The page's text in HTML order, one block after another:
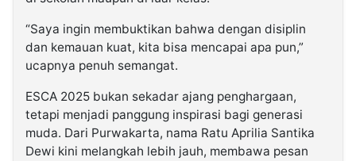
“Saya ingin membuktikan bahwa dengan disiplin
dan kemauan kuat, kita bisa mencapai apa pun,”
ucapnya penuh semangat.
ESCA 2025 bukan sekadar ajang penghargaan,
tetapi menjadi panggung inspirasi bagi generasi
muda. Dari Purwakarta, nama Ratu Aprilia Santika
Dewi kini melangkah lebih jauh, membawa pesan